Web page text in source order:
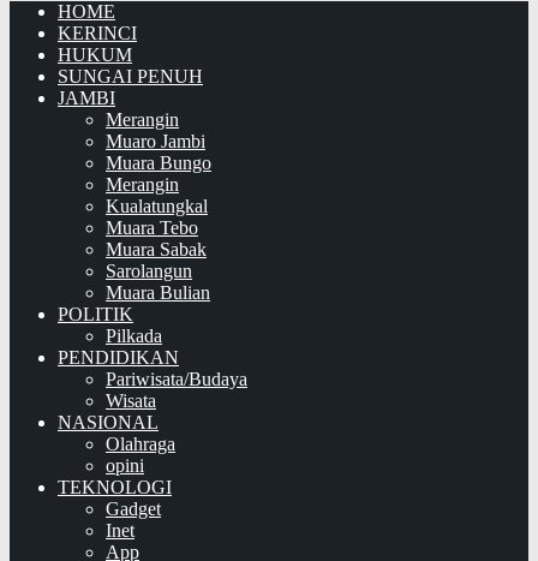
HOME
KERINCI
HUKUM
SUNGAI PENUH
JAMBI
Merangin
Muaro Jambi
Muara Bungo
Merangin
Kualatungkal
Muara Tebo
Muara Sabak
Sarolangun
Muara Bulian
POLITIK
Pilkada
PENDIDIKAN
Pariwisata/Budaya
Wisata
NASIONAL
Olahraga
opini
TEKNOLOGI
Gadget
Inet
App